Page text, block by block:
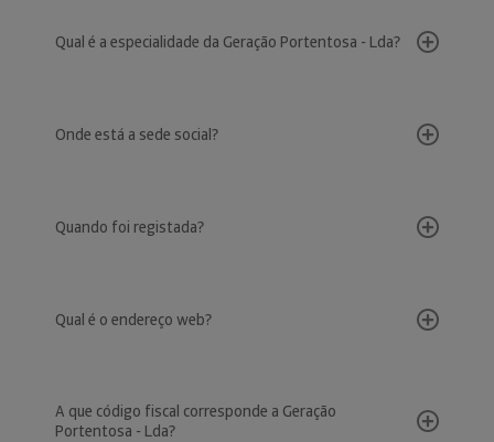
Qual é a especialidade da Geração Portentosa - Lda?
Onde está a sede social?
Quando foi registada?
Qual é o endereço web?
A que código fiscal corresponde a Geração
Portentosa - Lda?